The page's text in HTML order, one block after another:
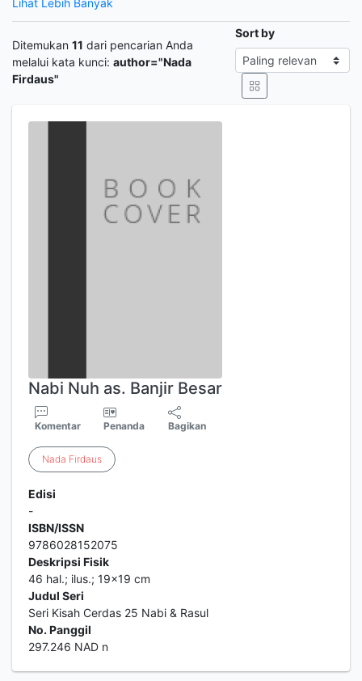
Lihat Lebih Banyak
Ditemukan 11 dari pencarian Anda
melalui kata kunci: author="Nada
Firdaus"
Sort by
Nabi Nuh as. Banjir Besar
Komentar Penanda Bagikan
Nada Firdaus
Edisi
-
ISBN/ISSN
9786028152075
Deskripsi Fisik
46 hal.; ilus.; 19x19 cm
Judul Seri
Seri Kisah Cerdas 25 Nabi & Rasul
No. Panggil
297.246 NAD n